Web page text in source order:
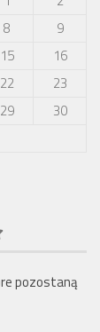
8
9
15
16
22
23
29
30
pozostaną